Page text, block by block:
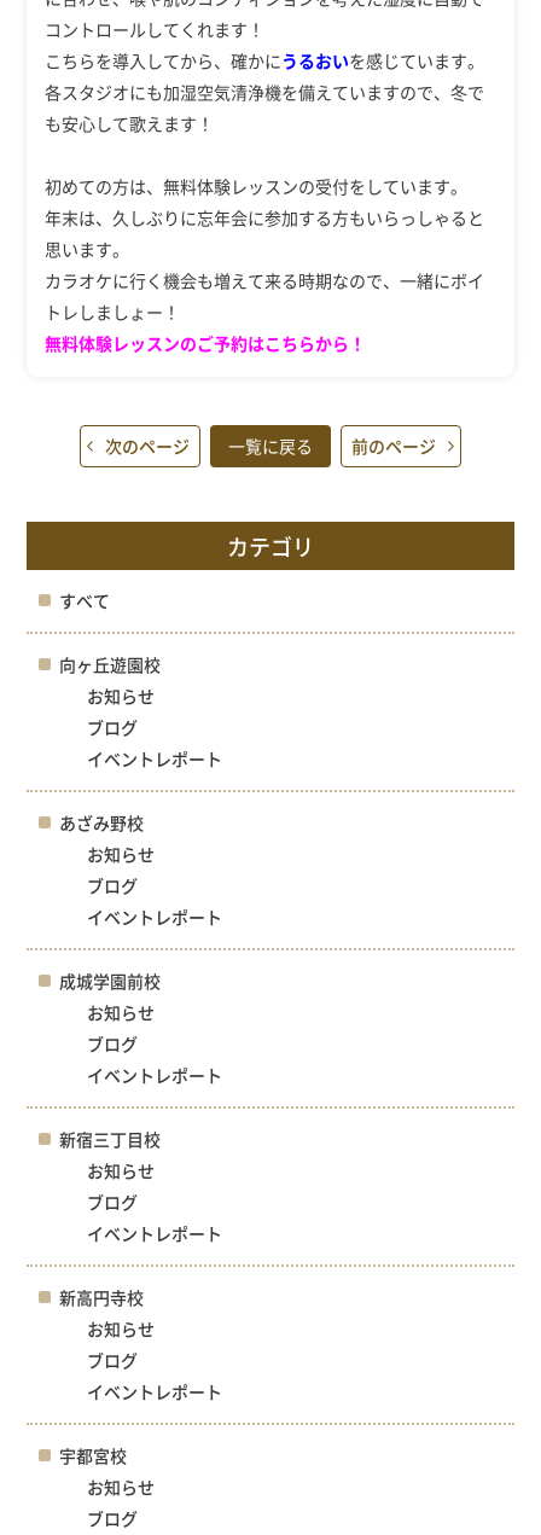
コントロールしてくれます！
こちらを導入してから、確かに うるおいを感じています。
各スタジオにも加湿空気清浄機を備えていますので、冬で
も安心して歌えます！
初めての方は、無料体験レッスンの受付をしています。
年末は、久しぶりに忘年会に参加する方もいらっしゃると
思います。
カラオケに行く機会も増えて来る時期なので、一緒にボイ
トレしましょー！
無料体験レッスンのご予約はこちらから！
次のページ 一覧に戻る 前のページ
カテゴリ
すべて
向ヶ丘遊園校
お知らせ
ブログ
イベントレポート
あざみ野校
お知らせ
ブログ
イベントレポート
成城学園前校
お知らせ
ブログ
イベントレポート
新宿三丁目校
お知らせ
ブログ
イベントレポート
新高円寺校
お知らせ
ブログ
イベントレポート
宇都宮校
お知らせ
ブログ